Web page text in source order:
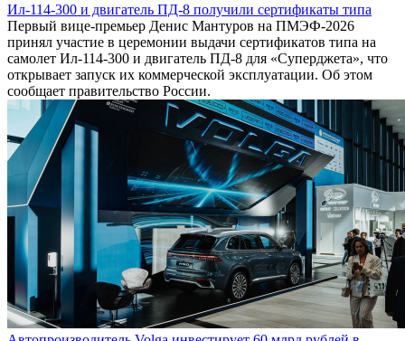
Ил-114-300 и двигатель ПД-8 получили сертификаты типа
Первый вице-премьер Денис Мантуров на ПМЭФ-2026
принял участие в церемонии выдачи сертификатов типа на
самолет Ил-114-300 и двигатель ПД-8 для «Суперджета», что
открывает запуск их коммерческой эксплуатации. Об этом
сообщает правительство России.